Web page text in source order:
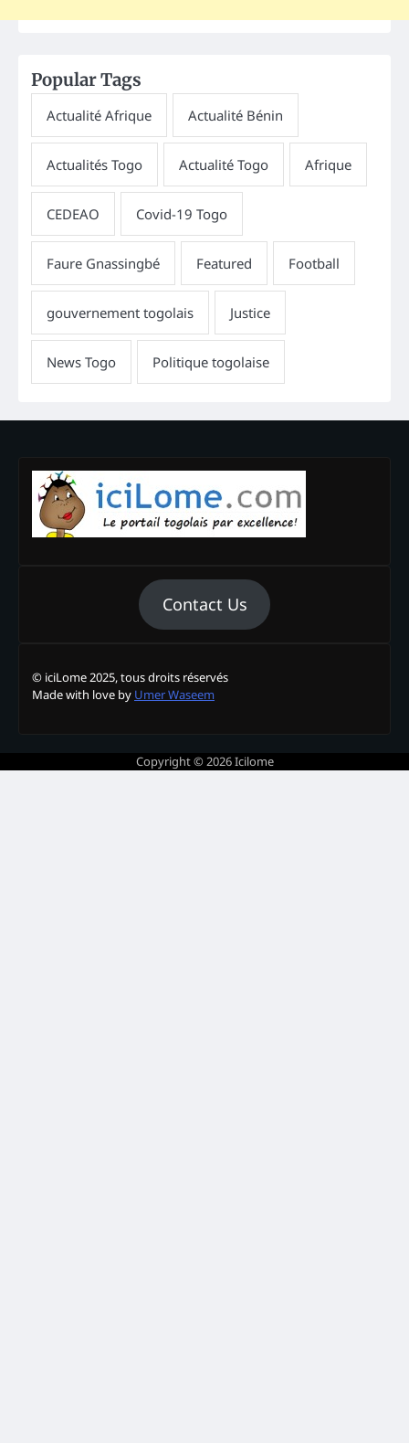
Popular Tags
Contact Us
© iciLome 2025, tous droits réservés
Made with love by Umer Waseem
Copyright © 2026Icilome